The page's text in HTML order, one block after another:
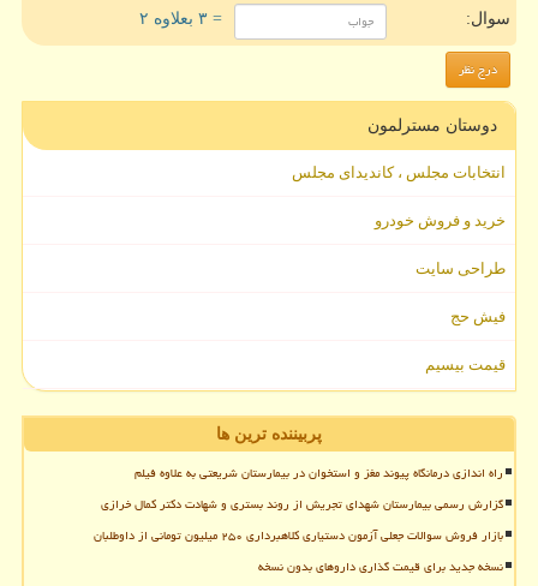
سوال: = ۳ بعلاوه ۲
دوستان مسترلمون
انتخابات مجلس ، کاندیدای مجلس
خرید و فروش خودرو
طراحی سایت
فیش حج
قیمت بیسیم
پربیننده ترین ها
راه اندازی درمانگاه پیوند مغز و استخوان در بیمارستان شریعتی به علاوه فیلم
گزارش رسمی بیمارستان شهدای تجریش از روند بستری و شهادت دکتر کمال خرازی
بازار فروش سوالات جعلی آزمون دستیاری کلاهبرداری ۲۵۰ میلیون تومانی از داوطلبان
نسخه جدید برای قیمت گذاری داروهای بدون نسخه